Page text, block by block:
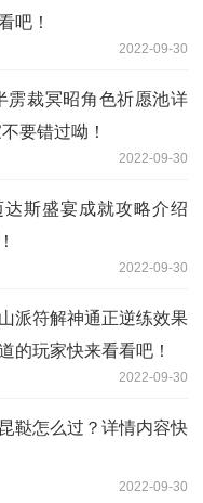
吧！
2022-09-30
雳裁冥昭角色祈愿池详
要错过呦！
2022-09-30
达斯盛宴成就攻略介绍
2022-09-30
派符解神通正逆练效果
的玩家快来看看吧！
2022-09-30
鞑怎么过？详情内容快
2022-09-30